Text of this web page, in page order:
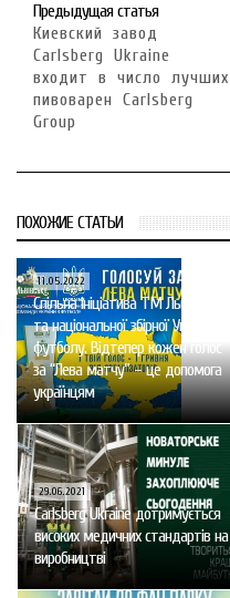
Предыдущая статья
Киевский завод
Carlsberg Ukraine
входит в число лучших
пивоварен Carlsberg
Group
ПОХОЖИЕ СТАТЬИ
11.05.2022
Спільна ініціатива ТМ Львівське
та національної збірної України з
футболу. Відтепер кожен голос
за “Лева матчу” – це допомога
українцям
29.06.2021
Carlsberg Ukraine дотримується
високих медичних стандартів на
виробництві